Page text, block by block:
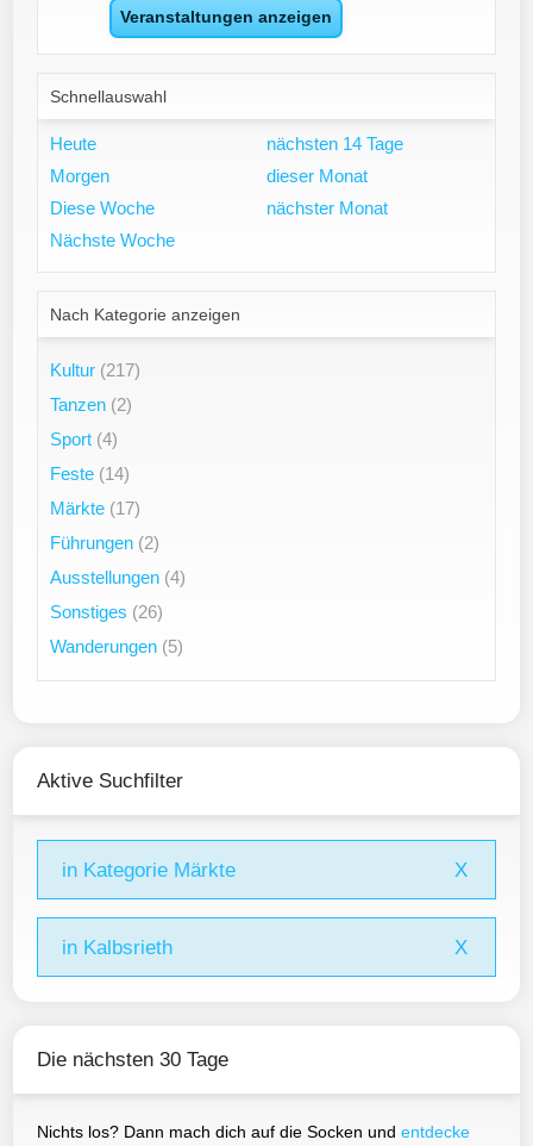
Schnellauswahl
Heute
Morgen
Diese Woche
Nächste Woche
nächsten 14 Tage
dieser Monat
nächster Monat
Nach Kategorie anzeigen
Kultur (217)
Tanzen (2)
Sport (4)
Feste (14)
Märkte (17)
Führungen (2)
Ausstellungen (4)
Sonstiges (26)
Wanderungen (5)
Aktive Suchfilter
in Kategorie Märkte X
in Kalbsrieth X
Die nächsten 30 Tage
Nichts los? Dann mach dich auf die Socken und entdecke